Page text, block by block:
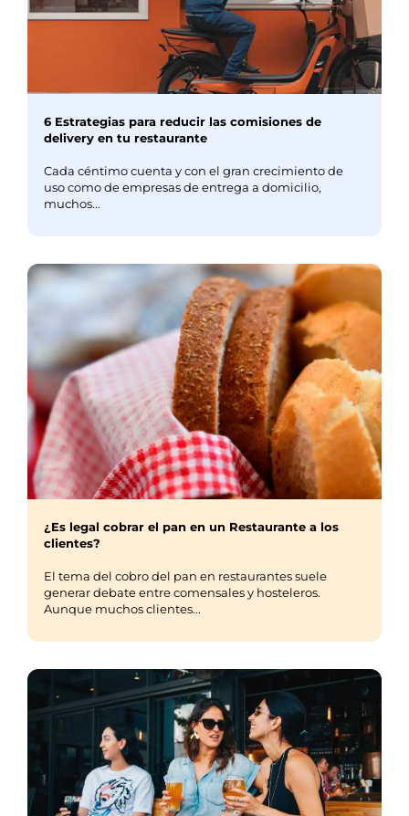
6 Estrategias para reducir las comisiones de
delivery en tu restaurante
Cada céntimo cuenta y con el gran crecimiento de
uso como de empresas de entrega a domicilio,
muchos...
¿Es legal cobrar el pan en un Restaurante a los
clientes?
El tema del cobro del pan en restaurantes suele
generar debate entre comensales y hosteleros.
Aunque muchos clientes...